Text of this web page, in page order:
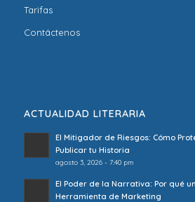
Tarifas
Contáctenos
ACTUALIDAD LITERARIA
El Mitigador de Riesgos: Cómo
Publicar tu Historia
agosto 3, 2026 - 7:40 pm
El Poder de la Narrativa: Por qué
Herramienta de Marketing